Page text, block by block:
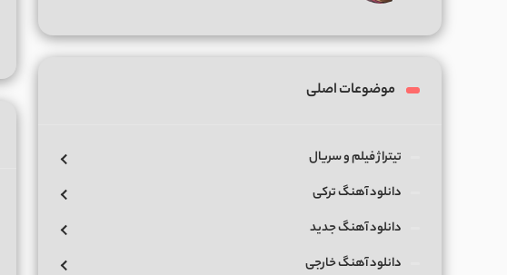
موضوعات اصلی
تیتراژ فیلم و سریال
دانلود آهنگ ترکی
دانلود آهنگ جدید
دانلود آهنگ خارجی